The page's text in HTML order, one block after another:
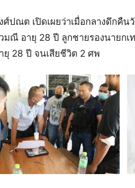
ศ์ปณต เปิดเผยว่าเมื่อกลางดึกคื
มณี อายุ 28 ปี ลูกชายรองนายก
ยุ 28 ปี จนเสียชีวิต 2 ศพ